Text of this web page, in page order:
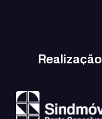
Realização